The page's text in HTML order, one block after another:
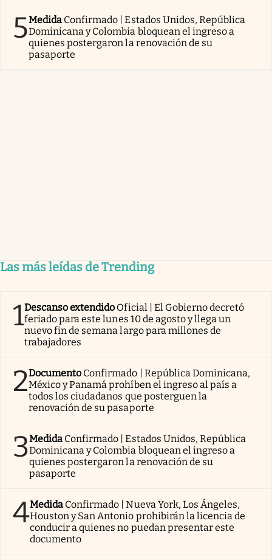
5Medida Confirmado | Estados Unidos, República
Dominicana y Colombia bloquean el ingreso a
quienes postergaron la renovación de su
pasaporte
Las más leídas de Trending
1Descanso extendido Oficial | El Gobierno decretó
feriado para este lunes 10 de agosto y llega un
nuevo fin de semana largo para millones de
trabajadores
2Documento Confirmado | República Dominicana,
México y Panamá prohíben el ingreso al país a
todos los ciudadanos que posterguen la
renovación de su pasaporte
3Medida Confirmado | Estados Unidos, República
Dominicana y Colombia bloquean el ingreso a
quienes postergaron la renovación de su
pasaporte
4Medida Confirmado | Nueva York, Los Ángeles,
Houston y San Antonio prohibirán la licencia de
conducir a quienes no puedan presentar este
documento